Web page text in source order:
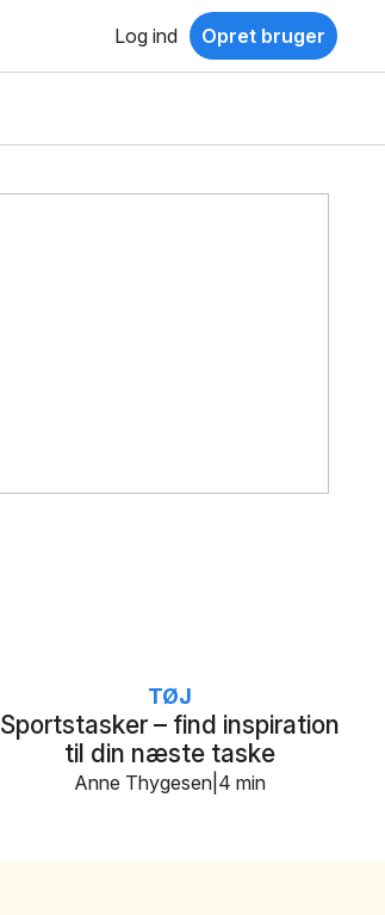
Log ind Opret bruger
Sportstasker – find inspiration
til din næste taske
TØJ
4 min
Anne Thygesen